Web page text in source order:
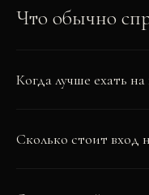
Что обычно
Когда лучше ехать
Сколько стоит вход